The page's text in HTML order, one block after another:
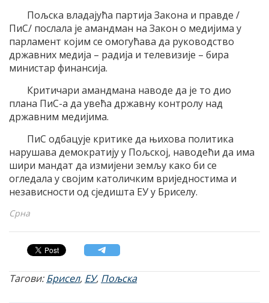
Пољска владајућа партија Закона и правде /
ПиС/ послала је амандман на Закон о медијима у
парламент којим се омогућава да руководство
државних медија – радија и телевизије – бира
министар финансија.
Критичари амандмана наводе да је то дио
плана ПиС-а да увећа државну контролу над
државним медијима.
ПиС одбацује критике да њихова политика
нарушава демократију у Пољској, наводећи да има
шири мандат да измијени земљу како би се
огледала у својим католичким вриједностима и
независности од сједишта ЕУ у Бриселу.
Срна
Тагови:Брисел, ЕУ, Пољска